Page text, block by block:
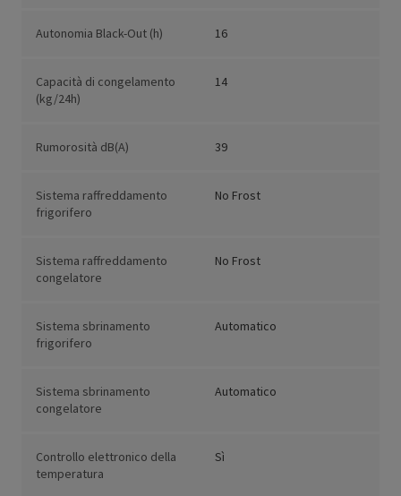
Autonomia Black-Out (h) 16
Capacità di congelamento
(kg/24h)
14
Rumorosità dB(A) 39
Sistema raffreddamento
frigorifero
No Frost
Sistema raffreddamento
congelatore
No Frost
Sistema sbrinamento
frigorifero
Automatico
Sistema sbrinamento
congelatore
Automatico
Controllo elettronico della
temperatura
Sì